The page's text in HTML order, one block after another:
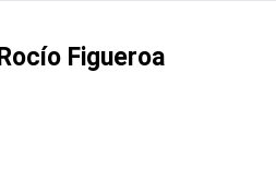
Rocío Figueroa